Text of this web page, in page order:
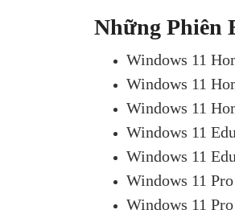
Những Phiên
Windows 11
Windows 11
Windows 11
Windows 11
Windows 11
Windows 11 Pro
Windows 11